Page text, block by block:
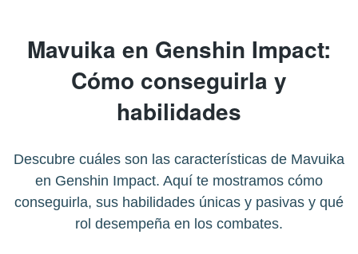
Mavuika en Genshin Impact:
Cómo conseguirla y
habilidades
Descubre cuáles son las características de Mavuika
en Genshin Impact. Aquí te mostramos cómo
conseguirla, sus habilidades únicas y pasivas y qué
rol desempeña en los combates.